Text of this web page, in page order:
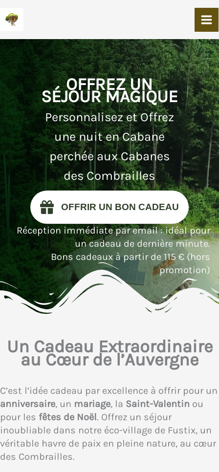
Au
OFFREZ UN
SÉJOUR MAGIQUE
Personnalisez et Offrez
une nuit en Cabane
perchée aux Cabanes
des Combrailles
OFFRIR UN BON CADEAU
Réception immédiate par email : idéal pour
un cadeau de dernière minute.
Bons cadeaux à partir de 115 € (hors
promotion)
Un Cadeau Extraordinaire
au Cœur de l’Auvergne
C’est l’idée cadeau par excellence à offrir pour un
anniversaire, un mariage, la Saint-Valentin ou
pour les fêtes de Noël. Offrez un séjour
inoubliable dans notre éco-village de Fustix, un
véritable havre de paix en pleine nature, au cœur
des Combrailles.